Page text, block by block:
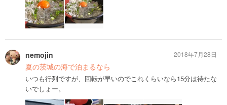
nemojin
夏の茨城の海で泊まるなら
いつも行列ですが、回転が早いのでこれくらいなら15分は待たな
いでしょー。
2018年7月28日